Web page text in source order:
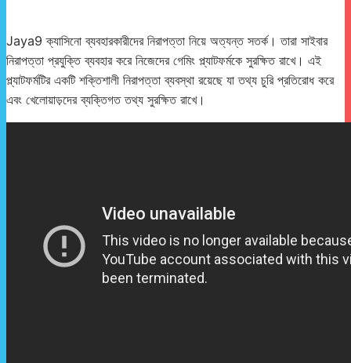
Jaya9 ক্যাসিনো ব্যবহারকারীদের নিরাপত্তা নিয়ে অত্যন্ত সতর্ক। তারা সাইবার
নিরাপত্তা প্রযুক্তি ব্যবহার করে নিজেদের গেমিং প্ল্যাটফর্মকে সুরক্ষিত রাখে। এই
প্ল্যাটফর্মটির একটি শক্তিশালী নিরাপত্তা ব্যবস্থা রয়েছে যা তথ্য চুরি প্রতিরোধ করে
এবং খেলোয়াড়দের ব্যক্তিগত তথ্য সুরক্ষিত রাখে।